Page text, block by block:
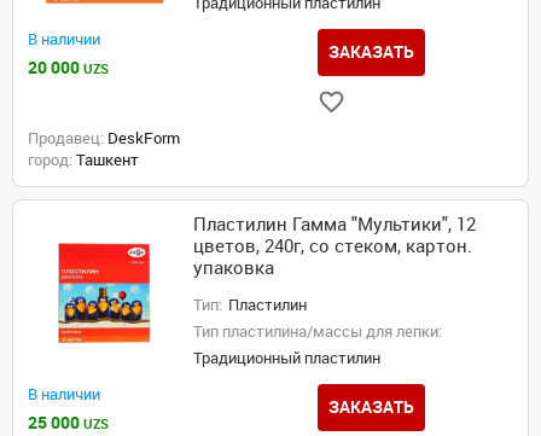
В наличии
20 000 UZS
ЗАКАЗАТЬ
Продавец: DeskForm
город: Ташкент
Пластилин Гамма "Мультики", 12
цветов, 240г, со стеком, картон.
упаковка
Тип: Пластилин
Тип пластилина/массы для лепки:
Традиционный пластилин
В наличии
25 000 UZS
ЗАКАЗАТЬ